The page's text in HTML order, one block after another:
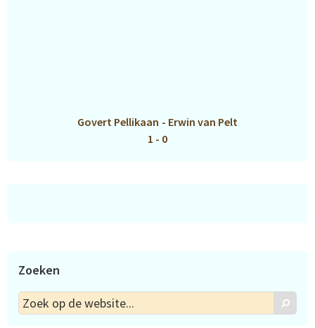
Govert Pellikaan - Erwin van Pelt
1 - 0
Zoeken
Zoek
op
Zoek